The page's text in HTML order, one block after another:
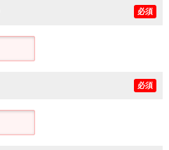
必須
必須